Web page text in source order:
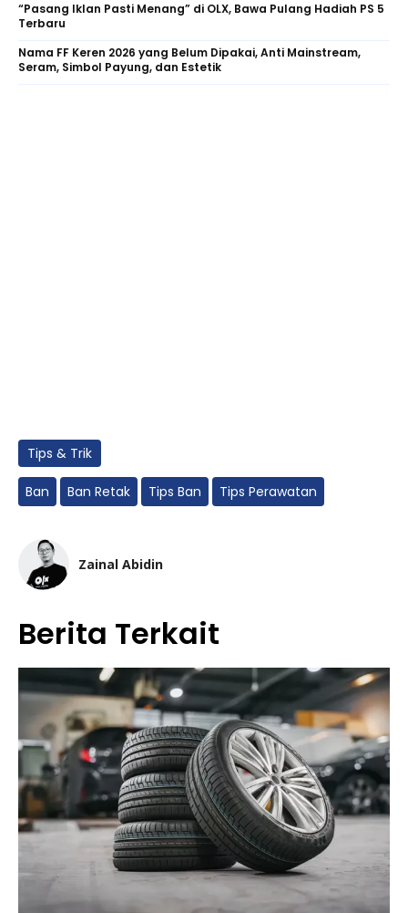
“Pasang Iklan Pasti Menang” di OLX, Bawa Pulang Hadiah PS 5
Terbaru
Nama FF Keren 2026 yang Belum Dipakai, Anti Mainstream,
Seram, Simbol Payung, dan Estetik
Tips & Trik
Ban Ban Retak Tips Ban Tips Perawatan
Zainal Abidin
Berita Terkait